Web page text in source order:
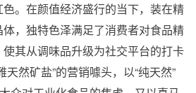
。在颜值经济盛行的当下，装在精
，独特色泽满足了消费者对食品精
其从调味品升级为社交平台的打卡
然矿盐”的营销噱头，以“纯天然”